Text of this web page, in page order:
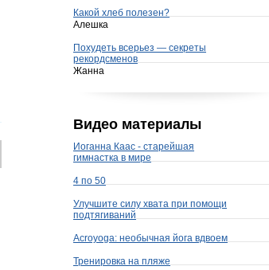
Какой хлеб полезен?
Алешка
Похудеть всерьез — секреты
рекордсменов
Жанна
Видео материалы
Иоганна Каас - старейшая
гимнастка в мире
4 по 50
Улучшите силу хвата при помощи
подтягиваний
Acroyoga: необычная йога вдвоем
Тренировка на пляже